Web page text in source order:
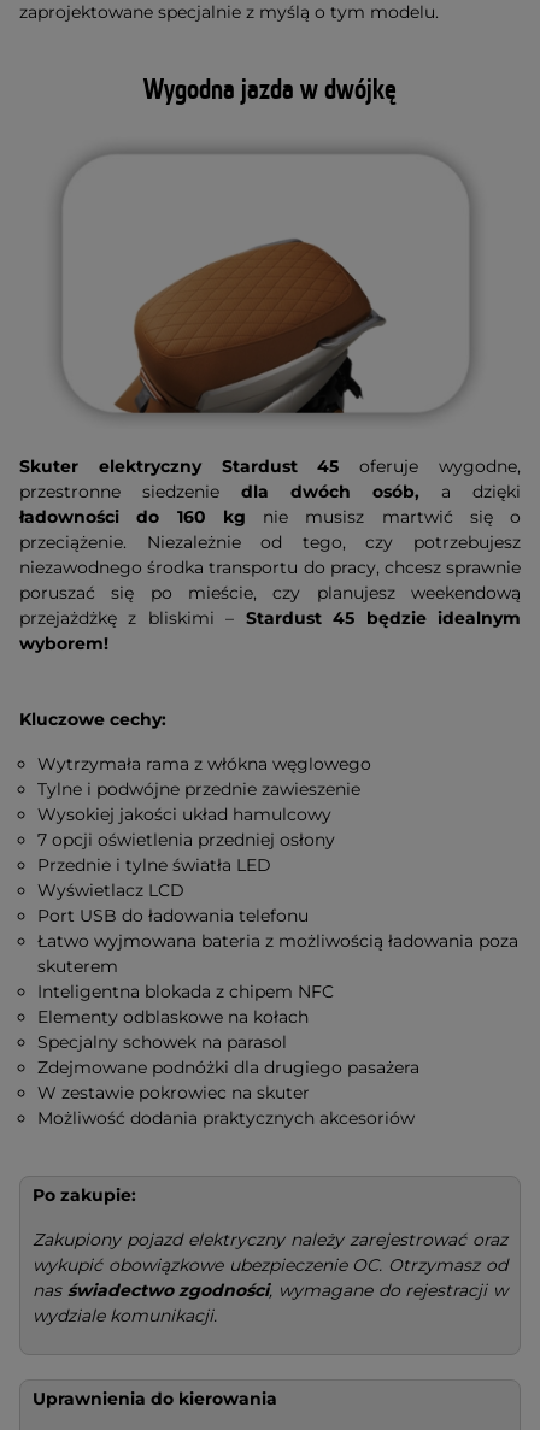
zaprojektowane specjalnie z myślą o tym modelu.
Wygodna jazda w dwójkę
Skuter elektryczny Stardust 45 oferuje wygodne,
przestronne siedzenie dla dwóch osób, a dzięki
ładowności do 160 kg nie musisz martwić się o
przeciążenie. Niezależnie od tego, czy potrzebujesz
niezawodnego środka transportu do pracy, chcesz sprawnie
poruszać się po mieście, czy planujesz weekendową
przejażdżkę z bliskimi – Stardust 45
będzie idealnym
wyborem!
Kluczowe cechy:
Wytrzymała rama z włókna węglowego
Tylne i podwójne przednie zawieszenie
Wysokiej jakości układ hamulcowy
7 opcji oświetlenia przedniej osłony
Przednie i tylne światła LED
Wyświetlacz LCD
Port USB do ładowania telefonu
Łatwo wyjmowana bateria z możliwością ładowania poza
skuterem
Inteligentna blokada z chipem NFC
Elementy odblaskowe na kołach
Specjalny schowek na parasol
Zdejmowane podnóżki dla drugiego pasażera
W zestawie pokrowiec na skuter
Możliwość dodania praktycznych akcesoriów
Po zakupie:
Zakupiony pojazd elektryczny należy zarejestrować oraz
wykupić obowiązkowe ubezpieczenie OC. Otrzymasz od
nas świadectwo zgodności, wymagane do rejestracji w
wydziale komunikacji.
Uprawnienia do kierowania